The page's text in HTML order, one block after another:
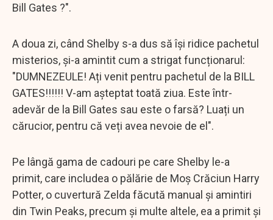
Bill Gates ?".
A doua zi, când Shelby s-a dus să își ridice pachetul
misterios, și-a amintit cum a strigat funcționarul:
"DUMNEZEULE! Ați venit pentru pachetul de la BILL
GATES!!!!!! V-am așteptat toată ziua. Este într-
adevăr de la Bill Gates sau este o farsă? Luați un
cărucior, pentru că veți avea nevoie de el".
Pe lângă gama de cadouri pe care Shelby le-a
primit, care includea o pălărie de Moș Crăciun Harry
Potter, o cuvertură Zelda făcută manual și amintiri
din Twin Peaks, precum și multe altele, ea a primit și